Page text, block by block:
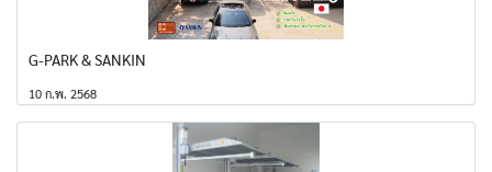
G-PARK & SANKIN
10 ก.พ. 2568